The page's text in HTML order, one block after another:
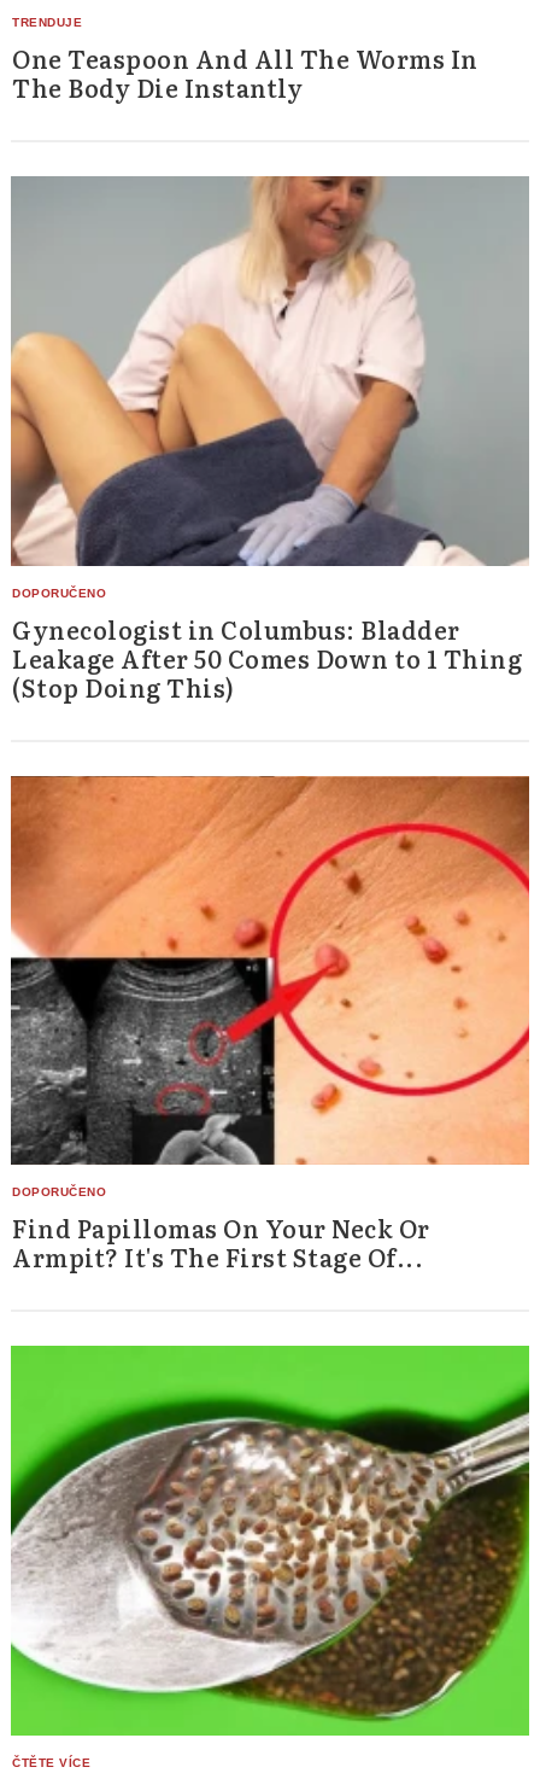
One Teaspoon And All The Worms In
The Body Die Instantly
Gynecologist in Columbus: Bladder
Leakage After 50 Comes Down to 1 Thing
(Stop Doing This)
Find Papillomas On Your Neck Or
Armpit? It's The First Stage Of...